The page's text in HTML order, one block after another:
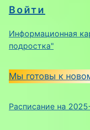
Войти
Информационная
подростка"
Мы готовы к
Расписание на